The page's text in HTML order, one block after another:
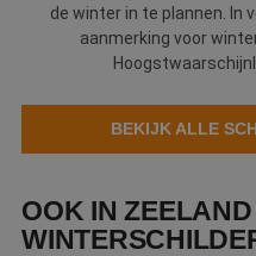
Trainingen
Garantie
Waarom de betere schilder?
Over ons
Nieuws & blog
Webshop
de winter in te plannen. In
aanmerking voor
BEKIJK ALLE
OOK IN ZEELAND